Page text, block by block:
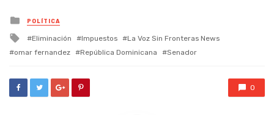
Posted
in
POLÍTICA
Tagged
with
Eliminación Impuestos
La Voz Sin Fronteras News
omar fernandez
República Dominicana Senador
0